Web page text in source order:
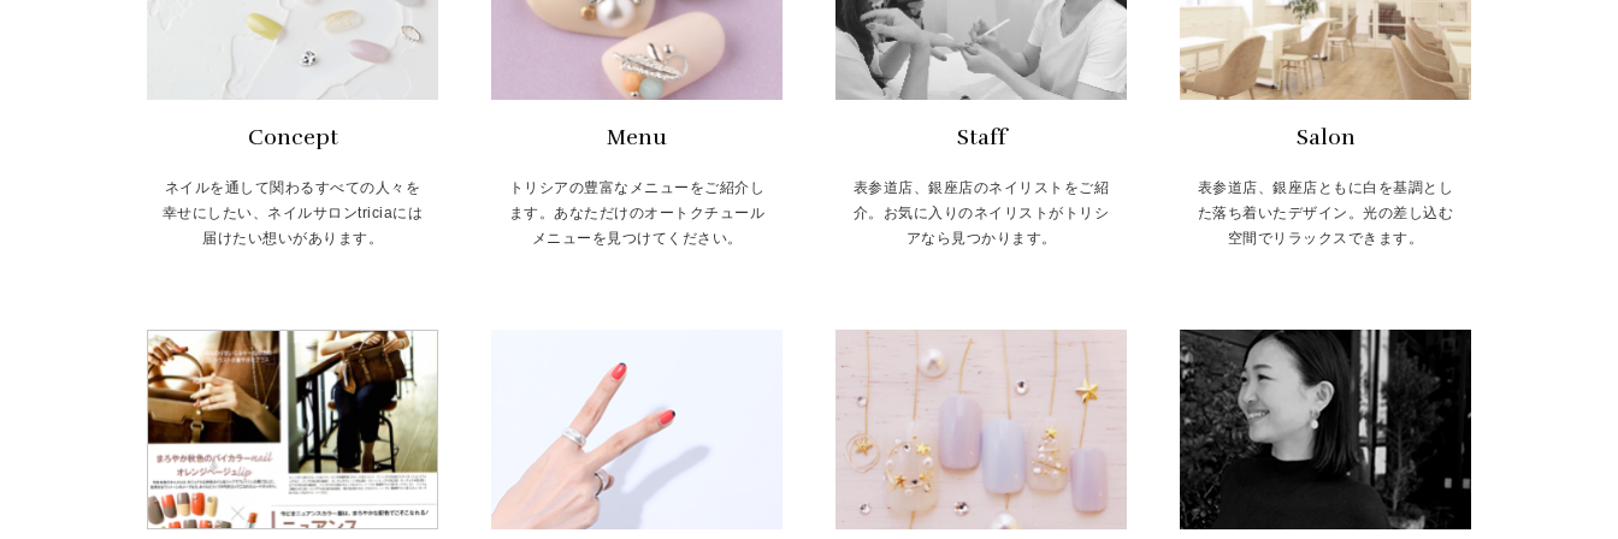
Concept
ネイルを通して関わるすべての人々を
幸せにしたい、ネイルサロンtriciaには
届けたい想いがあります。
Menu
トリシアの豊富なメニューをご紹介し
ます。あなただけのオートクチュール
メニューを見つけてください。
Staff
表参道店、銀座店のネイリストをご紹
介。お気に入りのネイリストがトリシ
アなら見つかります。
Salon
表参道店、銀座店ともに白を基調とし
た落ち着いたデザイン。光の差し込む
空間でリラックスできます。